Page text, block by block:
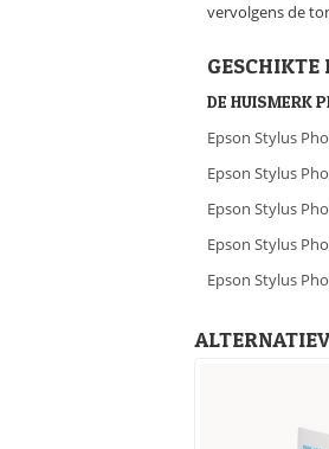
vervolgens de
GESCHIKTE
DE HUISMERK
Epson Stylus
Epson Stylus
Epson Stylus
Epson Stylus
Epson Stylus